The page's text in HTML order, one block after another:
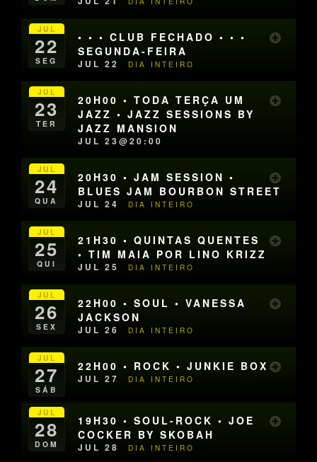
JUL
22
SEG
• • • CLUB FECHADO • • •
SEGUNDA-FEIRA
JUL 22 DIA INTEIRO
JUL
23
TER
20H00 • TODA TERÇA UM
JAZZ • JAZZ SESSIONS BY
JAZZ MANSION
JUL 23@20:00
JUL
24
QUA
20H30 • JAM SESSION •
BLUES JAM BOURBON STREET
JUL 24 DIA INTEIRO
JUL
25
QUI
21H30 • QUINTAS QUENTES
• TIM MAIA POR LINO KRIZZ
JUL 25 DIA INTEIRO
JUL
26
SEX
22H00 • SOUL • VANESSA
JACKSON
JUL 26 DIA INTEIRO
JUL
27
SÁB
22H00 • ROCK • JUNKIE BOX
JUL 27 DIA INTEIRO
JUL
28
DOM
19H30 • SOUL-ROCK • JOE
COCKER BY SKOBAH
JUL 28 DIA INTEIRO